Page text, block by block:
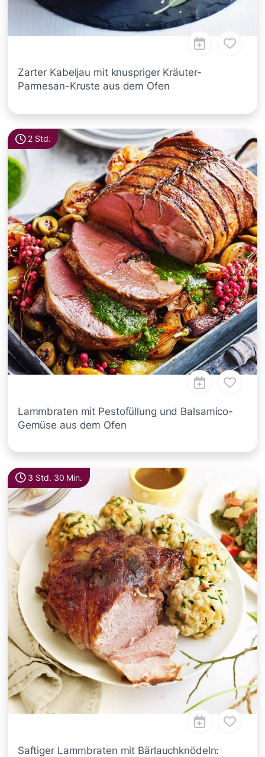
Zarter Kabeljau mit knuspriger Kräuter-
Parmesan-Kruste aus dem Ofen
2 Std.
Lammbraten mit Pestofüllung und Balsamico-
Gemüse aus dem Ofen
3 Std. 30 Min.
Saftiger Lammbraten mit Bärlauchknödeln: